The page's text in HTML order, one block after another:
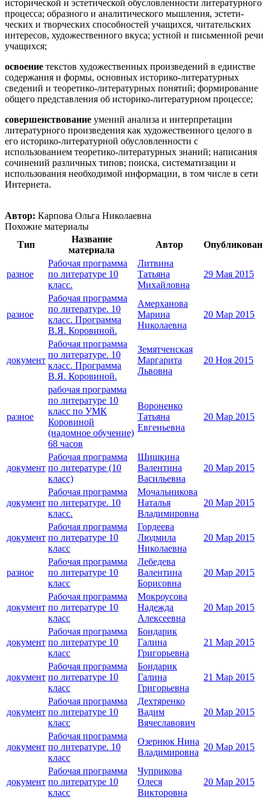
исторической и эсте­тической обусловленности литературного
процесса; образного и аналитического мышления, эстети­
ческих и творческих способностей учащихся, читательских
интересов, художественного вкуса; уст­ной и письменной речи
учащихся;
освоение текстов художественных произведений в единстве
содержания и формы, основных историко-литературных
сведений и теоретико-литературных понятий; формирование
общего представления об историко-литературном процессе;
совершенствование умений анализа и интерпретации
литературного произведения как художественного целого в
его историко-литературной обусловленности с
использованием теоретико-литературных знаний; написания
сочинений различных типов; поиска, систематизации и
использова­ния необходимой информации, в том числе в сети
Интернета.
Автор: Карпова Ольга Николаевна
Похожие материалы
Тип
Название
материала
Автор Опубликован
разное
Рабочая программа
по литературе 10
класс.
Литвина
Татьяна
Михайловна
29 Мая 2015
разное
Рабочая программа
по литературе. 10
класс. Программа
В.Я. Коровиной.
Амерханова
Марина
Николаевна
20 Мар 2015
документ
Рабочая программа
по литературе. 10
класс. Программа
В.Я. Коровиной.
Земятченская
Маргарита
Львовна
20 Ноя 2015
разное
рабочая программа
по литературе 10
класс по УМК
Коровиной
(надомное обучение)
68 часов
Вороненко
Татьяна
Евгеньевна
20 Мар 2015
документ
Рабочая программа
по литературе (10
класс)
Шишкина
Валентина
Васильевна
20 Мар 2015
документ
Рабочая программа
по литературе. 10
класс.
Мочальникова
Наталья
Владимировна
20 Мар 2015
документ
Рабочая программа
по литературе 10
класс
Гордеева
Людмила
Николаевна
20 Мар 2015
разное
Рабочая программа
по литературе 10
класс
Лебедева
Валентина
Борисовна
20 Мар 2015
документ
Рабочая программа
по литературе 10
класс
Мокроусова
Надежда
Алексеевна
20 Мар 2015
документ
Рабочая программа
по литературе 10
класс
Бондарик
Галина
Григорьевна
21 Мар 2015
документ
Рабочая программа
по литературе 10
класс
Бондарик
Галина
Григорьевна
21 Мар 2015
документ
Рабочая программа
по литературе 10
класс
Дехтяренко
Вадим
Вячеславович
20 Мар 2015
документ
Рабочая программа
по литературе. 10
класс
Озернюк Нина
Владимировна
20 Мар 2015
документ
Рабочая программа
по литературе 10
класс
Чуприкова
Олеся
Викторовна
20 Мар 2015